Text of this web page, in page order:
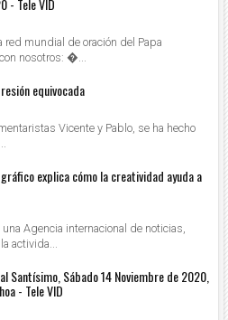
- Tele VID
red mundial de oración del Papa
nosotros: ...
equivocada
Vicente y Pablo, se ha hecho
explica cómo la creatividad ayuda a
Agencia internacional de noticias,
activida...
Santísimo, Sábado 14 Noviembre de 2020,
- Tele VID